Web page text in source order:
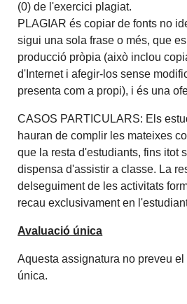
(0) de l'exercici plagiat.
PLAGIAR és copiar de fonts no
sigui una sola frase o més, que
producció pròpia (això inclou
d'Internet i afegir-los sense
presenta com a propi), i és una
CASOS PARTICULARS: Els
hauran de complir les mateixes
que la resta d'estudiants, fins itot
dispensa d'assistir a classe. La
delseguiment de les activitats
recau exclusivament en
Avaluació única
Aquesta assignatura no preveu el
única.